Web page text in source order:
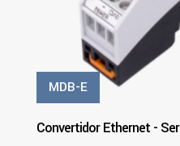
MDB-E
Convertidor Ethernet -